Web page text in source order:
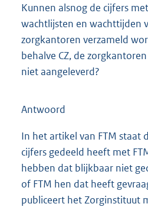
Kunnen alsnog de cijfers
wachtlijsten en wachttijden
zorgkantoren verzameld
behalve CZ, de
niet aangeleverd?
Antwoord
In het artikel van FTM staat
cijfers gedeeld heeft met
hebben dat blijkbaar niet
of FTM hen dat heeft
publiceert het Zorginstituut